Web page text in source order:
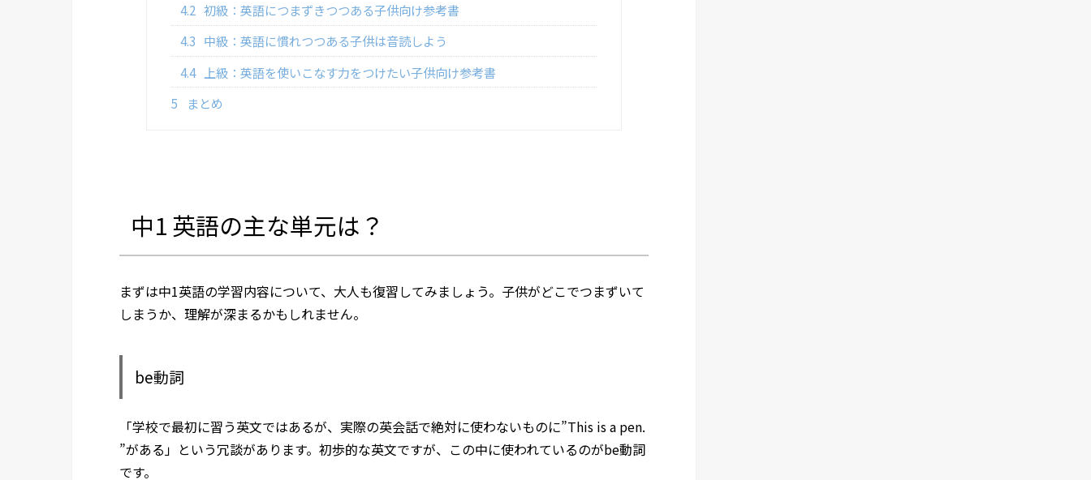
4.2 初級：英語につまずきつつある子供向け参考書
4.3 中級：英語に慣れつつある子供は音読しよう
4.4
上級：英語を使いこなす力をつけたい子供向け参考書
5
まとめ
中1 英語の主な単元は？
まずは中1英語の学習内容について、大人も復習してみましょう。子供がどこでつまずいて
しまうか、理解が深まるかもしれません。
be動詞
「学校で最初に習う英文ではあるが、実際の英会話で絶対に使わないものに”This is a pen.
”がある」という冗談があります。初歩的な英文ですが、この中に使われているのがbe動詞
です。